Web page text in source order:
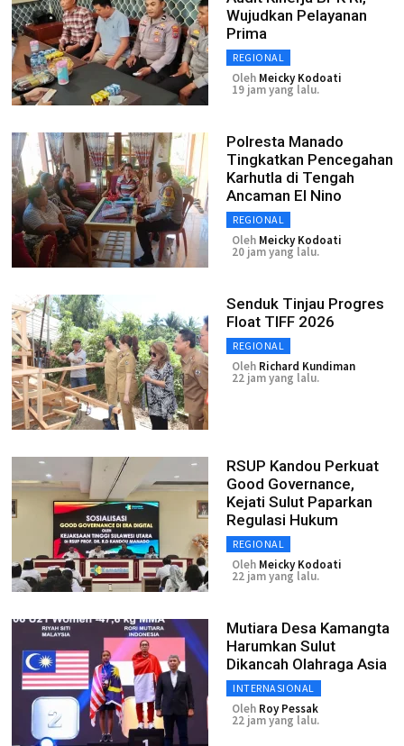
Wujudkan Pelayanan
Prima
REGIONAL
Oleh Meicky Kodoati
19 jam yang lalu.
Polresta Manado
Tingkatkan Pencegahan
Karhutla di Tengah
Ancaman El Nino
REGIONAL
Oleh Meicky Kodoati
20 jam yang lalu.
Senduk Tinjau Progres
Float TIFF 2026
REGIONAL
Oleh Richard Kundiman
22 jam yang lalu.
RSUP Kandou Perkuat
Good Governance,
Kejati Sulut Paparkan
Regulasi Hukum
REGIONAL
Oleh Meicky Kodoati
22 jam yang lalu.
Mutiara Desa Kamangta
Harumkan Sulut
Dikancah Olahraga Asia
INTERNASIONAL
Oleh Roy Pessak
22 jam yang lalu.